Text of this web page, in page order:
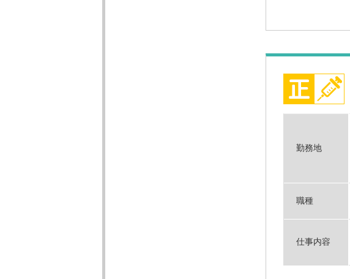
勤務地
職種
仕事内容